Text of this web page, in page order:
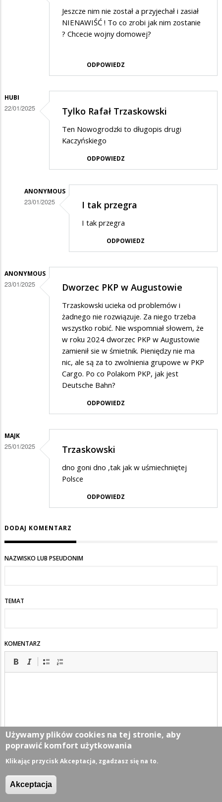
Jeszcze nim nie został a przyjechał i zasiał
NIENAWIŚĆ ! To co zrobi jak nim zostanie
? Chcecie wojny domowej?
ODPOWIEDZ
HUBI
22/01/2025 Tylko Rafał Trzaskowski
Ten Nowogrodzki to długopis drugi
Kaczyńskiego
ODPOWIEDZ
ANONYMOUS
23/01/2025
odpowiedzi
na
Trzaskowski
I tak przegra
I tak przegra
ODPOWIEDZ
ANONYMOUS
23/01/2025 Dworzec PKP w Augustowie
Trzaskowski ucieka od problemów i
żadnego nie rozwiązuje. Za niego trzeba
wszystko robić. Nie wspomniał słowem, że
w roku 2024 dworzec PKP w Augustowie
zamienił sie w śmietnik. Pieniędzy nie ma
nic, ale są za to zwolnienia grupowe w PKP
Cargo. Po co Polakom PKP, jak jest
Deutsche Bahn?
ODPOWIEDZ
MAJK
25/01/2025 Trzaskowski
dno goni dno ,tak jak w uśmiechniętej
Polsce
ODPOWIEDZ
DODAJ KOMENTARZ
NAZWISKO LUB PSEUDONIM
TEMAT
KOMENTARZ
Używamy plików cookies na tej stronie, aby
poprawić komfort użytkowania
Klikając przycisk Akceptacja, zgadzasz się na to.
Akceptacja